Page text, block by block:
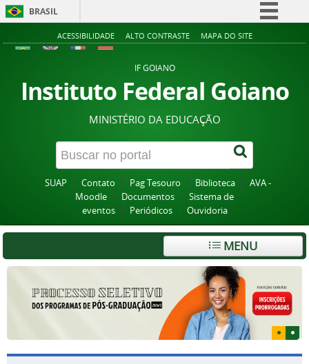
BRASIL
Simplifique!
Acesso à informação
Legislação
Canais
ACESSIBILIDADE ALTO CONTRASTE MAPA DO SITE
IF GOIANO
Instituto Federal Goiano
MINISTÉRIO DA EDUCAÇÃO
SUAP Contato Pag Tesouro Biblioteca
AVA -
Moodle
Documentos
Sistema de
eventos
Periódicos Ouvidoria
MENU